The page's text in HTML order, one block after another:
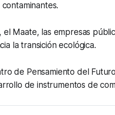
el Maate, las empresas
la transición ecológica.
de Pensamiento del
de instrumentos de